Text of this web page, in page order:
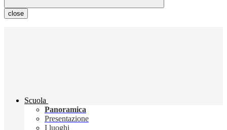
close
Scuola
Panoramica
Presentazione
I luoghi